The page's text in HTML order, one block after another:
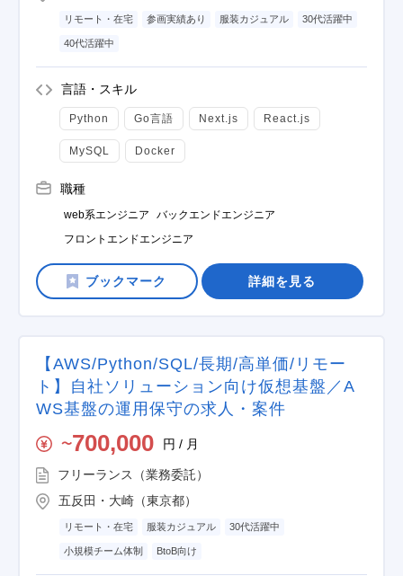
リモート・在宅 参画実績あり 服装カジュアル 30代活躍中
40代活躍中
言語・スキル
Python Go言語 Next.js React.js
MySQL Docker
職種
web系エンジニア
バックエンドエンジニア
フロントエンドエンジニア
詳細を見る
【AWS/Python/SQL/長期/高単価/リモー
ト】自社ソリューション向け仮想基盤／A
WS基盤の運用保守の求人・案件
〜700,000 円 / 月
フリーランス（業務委託）
五反田・大崎（東京都）
リモート・在宅 服装カジュアル 30代活躍中
小規模チーム体制 BtoB向け